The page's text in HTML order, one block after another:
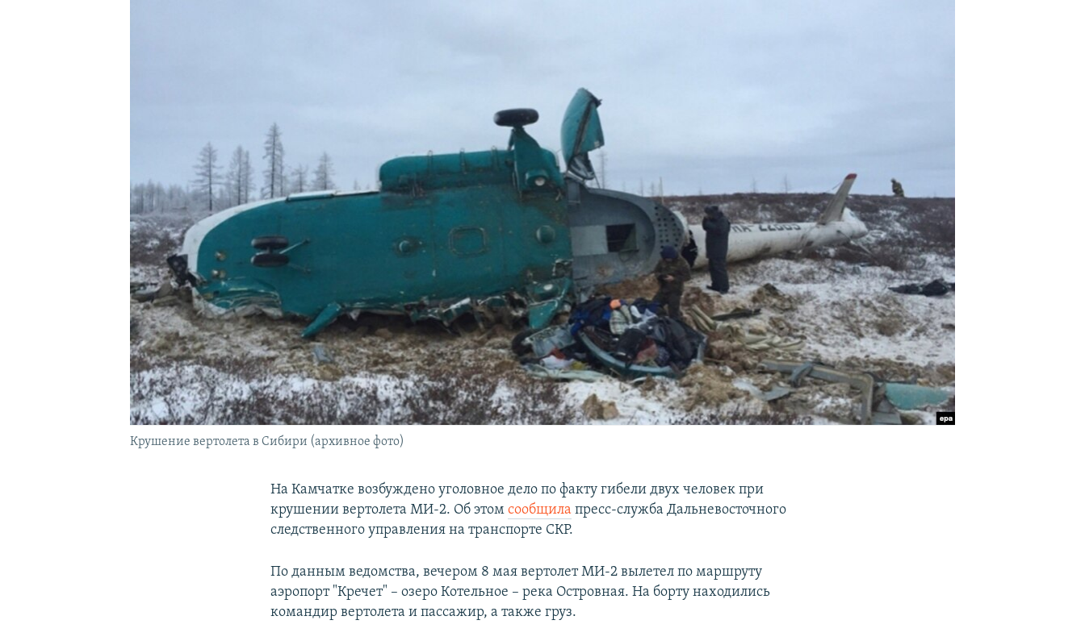
Крушение вертолета в Сибири (архивное фото)
На Камчатке возбуждено уголовное дело по факту гибели двух человек при
крушении вертолета МИ-2. Об этомсообщила пресс-служба Дальневосточного
следственного управления на транспорте СКР.
По данным ведомства, вечером 8 мая вертолет МИ-2 вылетел по маршруту
аэропорт "Кречет" – озеро Котельное – река Островная. На борту находились
командир вертолета и пассажир, а также груз.